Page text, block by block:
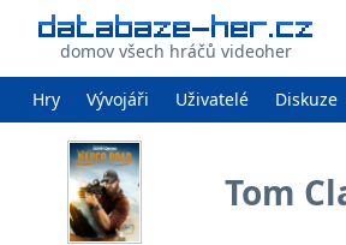
domov všech hráčů videoher
Hry Vývojáři Uživatelé Diskuze
Tom